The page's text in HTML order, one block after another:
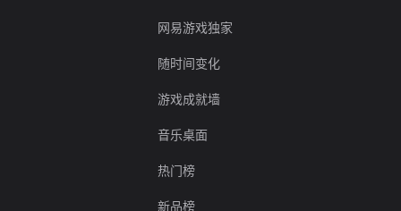
网易游戏独家
随时间变化
游戏成就墙
音乐桌面
热门榜
新品榜